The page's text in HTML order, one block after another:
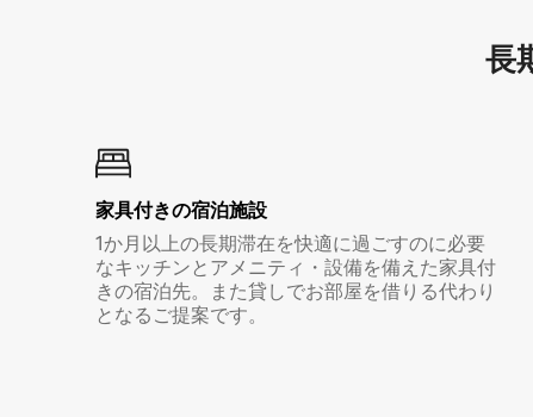
長
家具付き⁠の宿⁠泊⁠施⁠設
1か月以上の長期滞在を快適に過ごすのに必要
なキッチンとアメニティ・設備を備えた家具付
きの宿泊先。また貸しでお部屋を借りる代わり
となるご提案です。